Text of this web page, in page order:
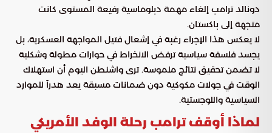
دونالد ترامب إلغاء مهمة دبلوماسية رفيعة المستوى كانت
متجهة إلى باكستان.
لا يعكس هذا الإجراء رغبة في إشعال فتيل المواجهة العسكرية، بل
يجسد فلسفة سياسية ترفض الانخراط في حوارات مطولة وشكلية
لا تضمن تحقيق نتائج ملموسة. ترى واشنطن اليوم أن استهلاك
الوقت في جولات مكوكية دون ضمانات مسبقة يعد هدراً للموارد
السياسية واللوجستية.
لماذا أوقف ترامب رحلة الوفد الأمريكي